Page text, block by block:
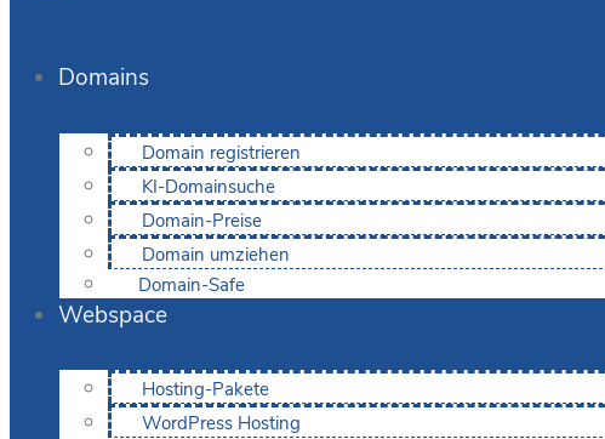
Domains
Domain registrieren
KI-Domainsuche
Domain-Preise
Domain umziehen
Domain-Safe
Webspace
Hosting-Pakete
WordPress Hosting